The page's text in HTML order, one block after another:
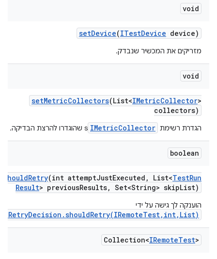
void
setDevice(ITestDevice device)
מזריקים את המכשיר שנבדק.
void
setMetricCollectors(List<IMetricCollector>
collectors)
הגדרת רשימת IMetricCollector s שהוגדרו להרצת הבדיקה.
boolean
shouldRetry(int attemptJustExecuted , List<TestRun
Result> previousResults, Set<String> skipList)
הוענקה לך גישה על ידי
IRetryDecision.shouldRetry(IRemoteTest,int,List)
Collection<IRemoteTest>